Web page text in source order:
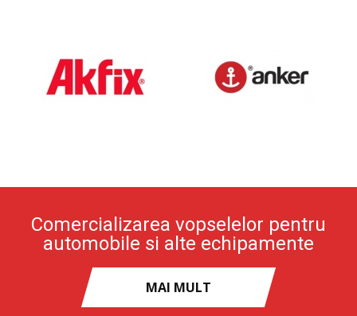
Comercializarea vopselelor pentru
automobile si alte echipamente
MAI MULT